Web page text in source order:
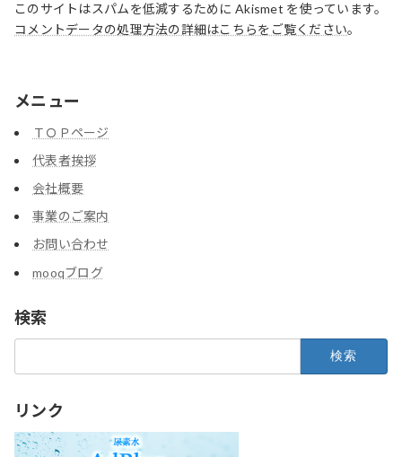
このサイトはスパムを低減するために Akismet を使っています。
コメントデータの処理方法の詳細はこちらをご覧ください。
メニュー
ＴＯＰページ
代表者挨拶
会社概要
事業のご案内
お問い合わせ
mooqブログ
検索
リンク